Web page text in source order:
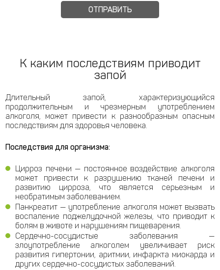
К каким последствиям приводит
запой
Длительный запой, характеризующийся
продолжительным и чрезмерным употреблением
алкоголя, может привести к разнообразным опасным
последствиям для здоровья человека.
Последствия для организма:
Цирроз печени — постоянное воздействие алкоголя
может привести к разрушению тканей печени и
развитию цирроза, что является серьезным и
необратимым заболеванием.
Панкреатит — употребление алкоголя может вызвать
воспаление поджелудочной железы, что приводит к
болям в животе и нарушениям пищеварения.
Сердечно-сосудистые заболевания —
злоупотребление алкоголем увеличивает риск
развития гипертонии, аритмии, инфаркта миокарда и
других сердечно-сосудистых заболеваний.